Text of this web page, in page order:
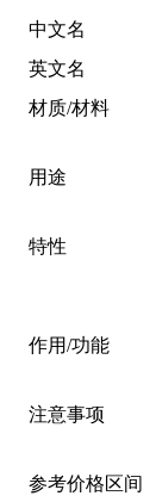
中文名
英文名
材质/材料
用途
特性
作用/功能
注意事项
参考价格区间